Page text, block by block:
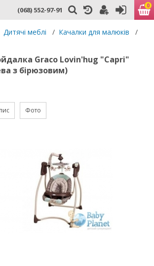
(068) 552-97-91 0
Дитячі меблі / Качалки для малюків
/
Graco Lovin'hug "Capri"
з бірюзовим)
Фото